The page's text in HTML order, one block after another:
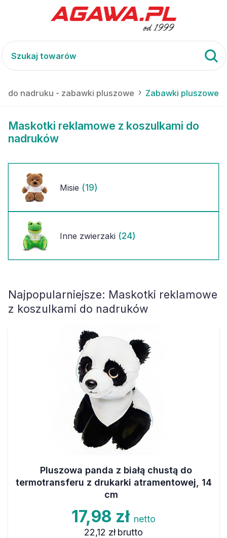
do nadruku - zabawki pluszowe Zabawki pluszowe
Maskotki reklamowe z koszulkami do
nadruków
Misie (19)
Inne zwierzaki (24)
Najpopularniejsze: Maskotki reklamowe
z koszulkami do nadruków
Pluszowa panda z białą chustą do
termotransferu z drukarki atramentowej, 14
cm
17,98 zł netto
22,12 zł brutto